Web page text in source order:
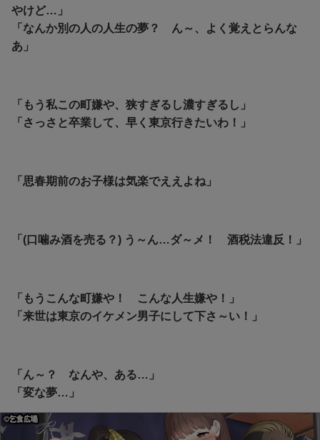
やけど…」
「なんか別の人の人生の夢？ ん～、よく覚えとらんな
あ」
「もう私この町嫌や、狭すぎるし濃すぎるし」
「さっさと卒業して、早く東京行きたいわ！」
「思春期前のお子様は気楽でええよね」
「(口噛み酒を売る？) う～ん…ダ～メ！ 酒税法違反！」
「もうこんな町嫌や！ こんな人生嫌や！」
「来世は東京のイケメン男子にして下さ～い！」
「ん～？ なんや、ある…」
「変な夢…」